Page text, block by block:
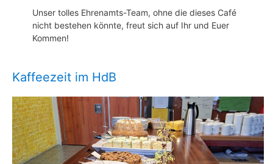
Unser tolles Ehrenamts-Team, ohne die dieses Café
nicht bestehen könnte, freut sich auf Ihr und Euer
Kommen!
Kaffeezeit im HdB